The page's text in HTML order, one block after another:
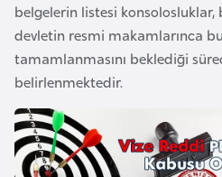
belgelerin listesi konsolosluklar,
devletin resmi makamlarınca
tamamlanmasını beklediği
belirlenmektedir.
B
e
l
a
r
u